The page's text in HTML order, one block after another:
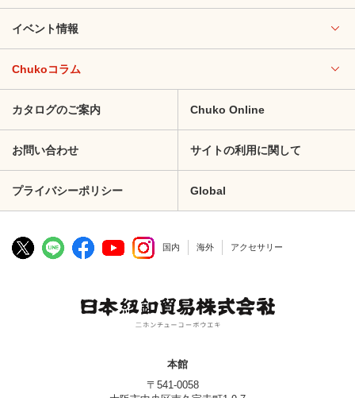
イベント情報
Chukoコラム
カタログのご案内 Chuko Online
お問い合わせ サイトの利用に関して
プライバシーポリシー Global
国内 海外 アクセサリー
本館
〒541-0058